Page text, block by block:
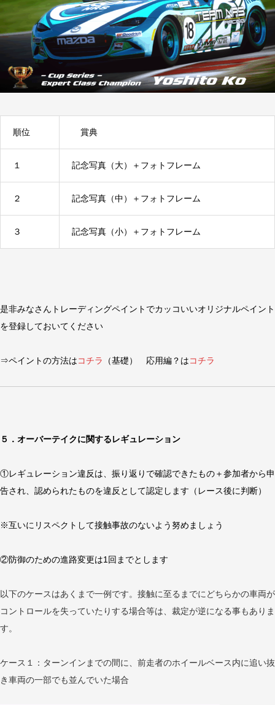
順位 賞典
１ 記念写真（大）＋フォトフレーム
２ 記念写真（中）＋フォトフレーム
３ 記念写真（小）＋フォトフレーム
是非みなさんトレーディングペイントでカッコいいオリジナルペイント
を登録しておいてください
⇒ペイントの方法はコチラ （基礎） 応用編？はコチラ
５．オーバーテイクに関するレギュレーション
①レギュレーション違反は、振り返りで確認できたもの＋参加者から申
告され、認められたものを違反として認定します（レース後に判断）
※互いにリスペクトして接触事故のないよう努めましょう
②防御のための進路変更は1回までとします
以下のケースはあくまで一例です。接触に至るまでにどちらかの車両が
コントロールを失っていたりする場合等は、裁定が逆になる事もありま
す。
ケース１：ターンインまでの間に、前走者のホイールベース内に追い抜
き車両の一部でも並んでいた場合